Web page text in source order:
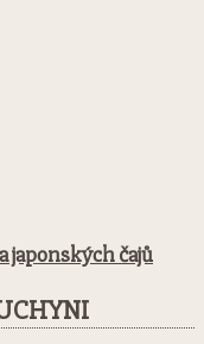
japonských čajů